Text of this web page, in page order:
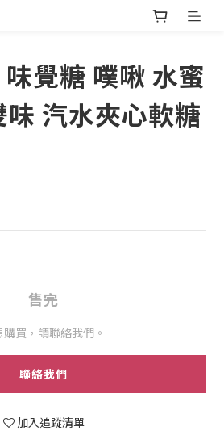
覺糖 噗啾 水蜜
汽水夾心軟糖
售完
購買，請聯絡我們。
聯絡我們
加入追蹤清單